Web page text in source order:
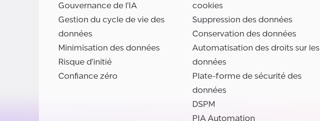
Gouvernance de l'IA
Gestion du cycle de vie des
données
Minimisation des données
Risque d'initié
Confiance zéro
cookies
Suppression des données
Conservation des données
Automatisation des droits sur les
données
Plate-forme de sécurité des
données
DSPM
PIA Automation